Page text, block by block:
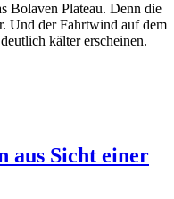
Bolaven Plateau. Denn die
Und der Fahrtwind auf dem
kälter erscheinen.
aus Sicht einer